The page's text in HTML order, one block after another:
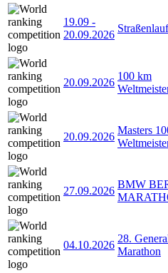
19.09 -
20.09.2026
20.09.2026
100 km
20.09.2026
Masters
27.09.2026
BMW
04.10.2026
28.
Marathon